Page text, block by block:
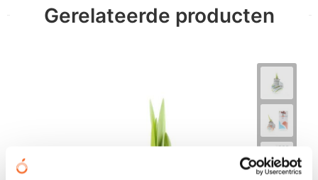
Gerelateerde producten